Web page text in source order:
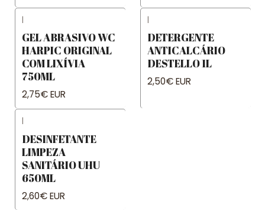
|
GEL ABRASIVO WC
HARPIC ORIGINAL
COM LIXÍVIA
750ML
2,75€ EUR
|
DETERGENTE
ANTICALCÁRIO
DESTELLO 1L
2,50€ EUR
|
DESINFETANTE
LIMPEZA
SANITÁRIO UHU
650ML
2,60€ EUR